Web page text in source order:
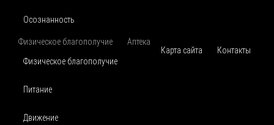
Осознанность
Физическое благополучие
Физическое благополучие
Питание
Движение
Аптека
Карта сайта
Контакты